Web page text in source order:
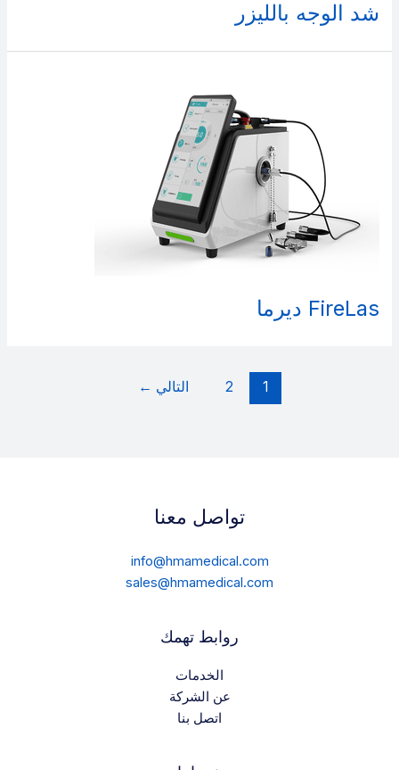
شد الوجه بالليزر
FireLas ديرما
1
2 التالي ←
تواصل معنا
info@hmamedical.com
sales@hmamedical.com
روابط تهمك
الخدمات
عن الشركة
اتصل بنا